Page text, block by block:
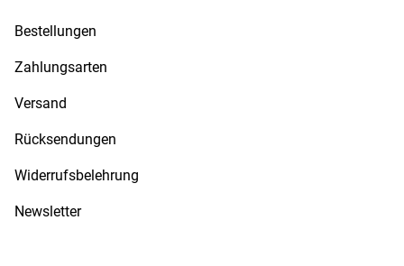
Bestellungen
Zahlungsarten
Versand
Rücksendungen
Widerrufsbelehrung
Newsletter